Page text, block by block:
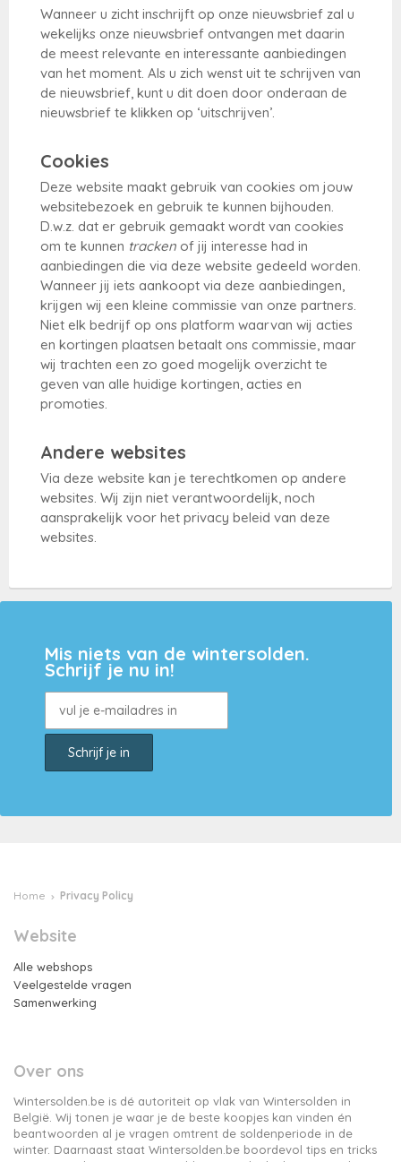
Wanneer u zicht inschrijft op onze nieuwsbrief zal u
wekelijks onze nieuwsbrief ontvangen met daarin
de meest relevante en interessante aanbiedingen
van het moment. Als u zich wenst uit te schrijven van
de nieuwsbrief, kunt u dit doen door onderaan de
nieuwsbrief te klikken op ‘uitschrijven’.
Cookies
Deze website maakt gebruik van cookies om jouw
websitebezoek en gebruik te kunnen bijhouden.
D.w.z. dat er gebruik gemaakt wordt van cookies
om te kunnen tracken of jij interesse had in
aanbiedingen die via deze website gedeeld worden.
Wanneer jij iets aankoopt via deze aanbiedingen,
krijgen wij een kleine commissie van onze partners.
Niet elk bedrijf op ons platform waarvan wij acties
en kortingen plaatsen betaalt ons commissie, maar
wij trachten een zo goed mogelijk overzicht te
geven van alle huidige kortingen, acties en
promoties.
Andere websites
Via deze website kan je terechtkomen op andere
websites. Wij zijn niet verantwoordelijk, noch
aansprakelijk voor het privacy beleid van deze
websites.
Mis niets van de wintersolden.
Schrijf je nu in!
Home Privacy Policy
Website
Alle webshops
Veelgestelde vragen
Samenwerking
Over ons
Wintersolden.be is dé autoriteit op vlak van Wintersolden in
België. Wij tonen je waar je de beste koopjes kan vinden én
beantwoorden al je vragen omtrent de soldenperiode in de
winter. Daarnaast staat Wintersolden.be boordevol tips en tricks